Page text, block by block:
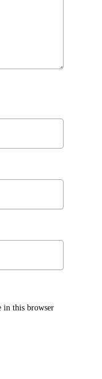
in this browser